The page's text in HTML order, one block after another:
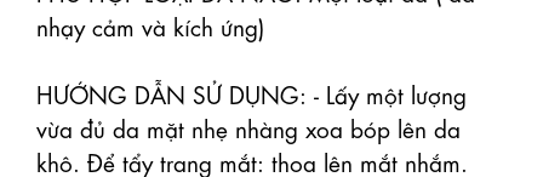
nhạy cảm và kích ứng)
HƯỚNG DẪN SỬ DỤNG: - Lấy một lượng
vừa đủ da mặt nhẹ nhàng xoa bóp lên da
khô. Để tẩy trang mắt: thoa lên mắt nhắm.